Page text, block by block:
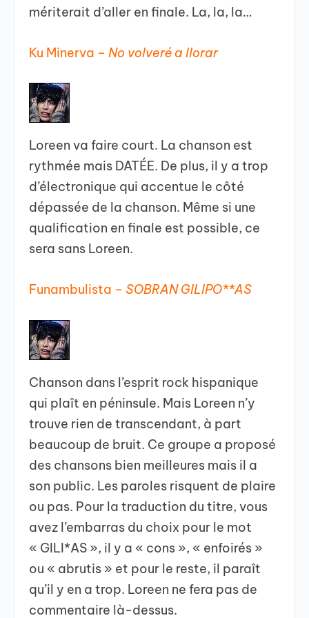
mériterait d’aller en finale. La, la, la…
Ku Minerva –No volveré a llorar
Loreen va faire court. La chanson est
rythmée mais DATÉE. De plus, il y a trop
d’électronique qui accentue le côté
dépassée de la chanson. Même si une
qualification en finale est possible, ce
sera sans Loreen.
Funambulista –SOBRAN GILIPO**AS
Chanson dans l’esprit rock hispanique
qui plaît en péninsule. Mais Loreen n’y
trouve rien de transcendant, à part
beaucoup de bruit. Ce groupe a proposé
des chansons bien meilleures mais il a
son public. Les paroles risquent de plaire
ou pas. Pour la traduction du titre, vous
avez l’embarras du choix pour le mot
« GILI*AS », il y a « cons », « enfoirés »
ou « abrutis » et pour le reste, il paraît
qu’il y en a trop. Loreen ne fera pas de
commentaire là-dessus.